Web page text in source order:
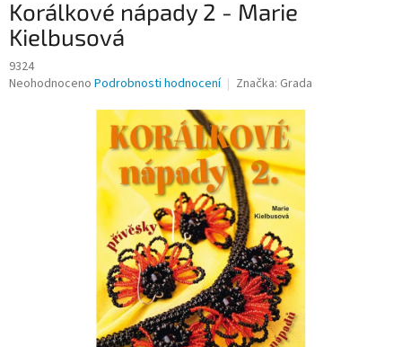
Korálkové nápady 2 - Marie
Kielbusová
9324
Průměrné
Neohodnoceno Podrobnosti hodnocení Značka: Grada